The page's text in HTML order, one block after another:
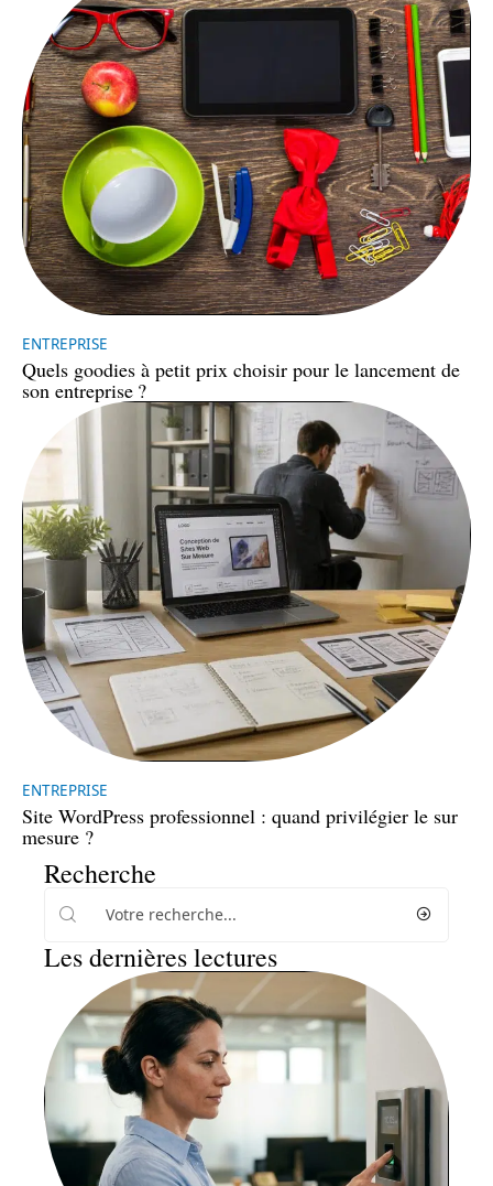
ENTREPRISE
Quels goodies à petit prix choisir pour le lancement de
son entreprise ?
ENTREPRISE
Site WordPress professionnel : quand privilégier le sur
mesure ?
Recherche
Les dernières lectures